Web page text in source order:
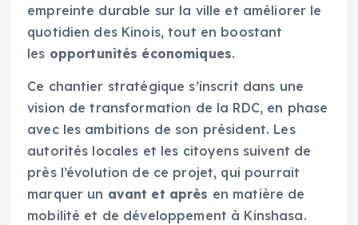
empreinte durable sur la ville et améliorer le
quotidien des Kinois, tout en boostant
les opportunités économiques.
Ce chantier stratégique s’inscrit dans une
vision de transformation de la RDC, en phase
avec les ambitions de son président. Les
autorités locales et les citoyens suivent de
près l’évolution de ce projet, qui pourrait
marquer un avant et après en matière de
mobilité et de développement à Kinshasa.